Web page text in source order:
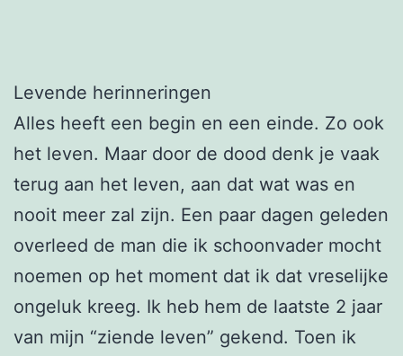
Levende herinneringen
Alles heeft een begin en een einde. Zo ook
het leven. Maar door de dood denk je vaak
terug aan het leven, aan dat wat was en
nooit meer zal zijn. Een paar dagen geleden
overleed de man die ik schoonvader mocht
noemen op het moment dat ik dat vreselijke
ongeluk kreeg. Ik heb hem de laatste 2 jaar
van mijn “ziende leven” gekend. Toen ik